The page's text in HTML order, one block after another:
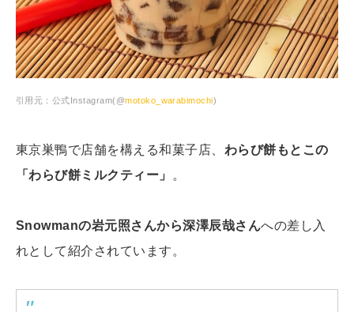
引用元：公式Instagram(@motoko_warabimochi)
東京巣鴨で店舗を構える和菓子店、 わらび餅もとこの
「わらび餅ミルクティー」
。
Snowmanの岩元照さんから深澤辰哉さんへの差し入
れとして紹介されています。